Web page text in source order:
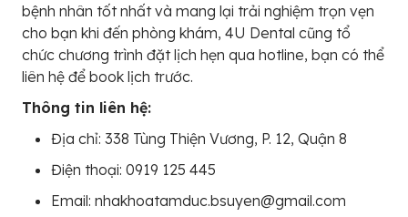
bệnh nhân tốt nhất và mang lại trải nghiệm trọn vẹn
cho bạn khi đến phòng khám, 4U Dental cũng tổ
chức chương trình đặt lịch hẹn qua hotline, bạn có thể
liên hệ để book lịch trước.
Thông tin liên hệ:
Địa chỉ: 338 Tùng Thiện Vương, P. 12, Quận 8
Điện thoại: 0919 125 445
Email: nhakhoatamduc.bsuyen@gmail.com